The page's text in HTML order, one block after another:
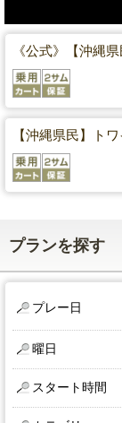
《公式》【沖縄
【沖縄県民】ト
プランを探す
プレー日
曜日
スタート時間